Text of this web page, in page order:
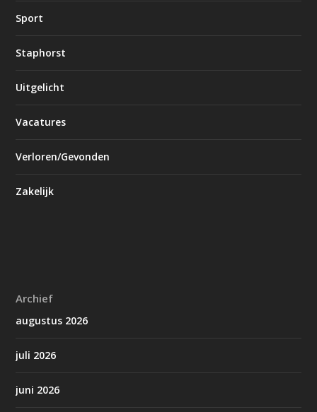
Sport
Staphorst
Uitgelicht
Vacatures
Verloren/Gevonden
Zakelijk
Archief
augustus 2026
juli 2026
juni 2026